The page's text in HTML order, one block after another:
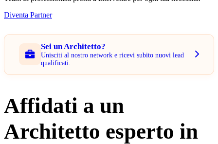
Diventa Partner
Sei un Architetto?
Unisciti al nostro network e ricevi subito nuovi lead
qualificati.
Affidati a un
Architetto esperto in